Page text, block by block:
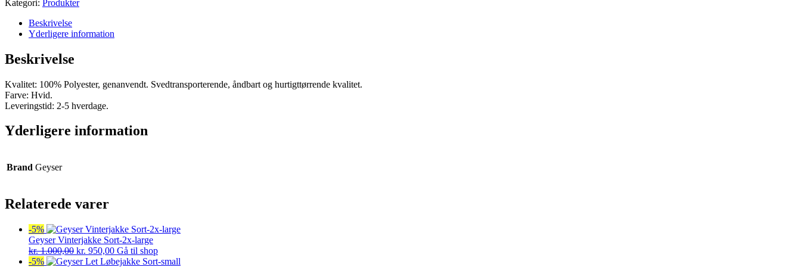
Kategori: Produkter
Beskrivelse
Yderligere information
Beskrivelse
Kvalitet: 100% Polyester, genanvendt. Svedtransporterende, åndbart og hurtigttørrende kvalitet.
Farve: Hvid.
Leveringstid: 2-5 hverdage.
Yderligere information
Brand Geyser
Relaterede varer
-5%
Geyser Vinterjakke Sort-2x-large
kr.1.000,00 Den
oprindelige
kr. 950,00Den
aktuelle
Gå til shop
-5%